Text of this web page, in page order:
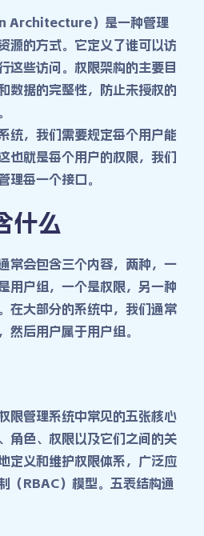
Architecture）是一种管理
源的方式。它定义了谁可以访
这些访问。权限架构的主要目
数据的完整性，防止未授权的
统，我们需要规定每个用户能
也就是每个用户的权限，我们
理每一个接口。
什么
常会包含三个内容，两种，一
用户组，一个是权限，另一种
在大部分的系统中，我们通常
然后用户属于用户组。
限管理系统中常见的五张核心
角色、权限以及它们之间的关
定义和维护权限体系，广泛应
（RBAC）模型。五表结构通